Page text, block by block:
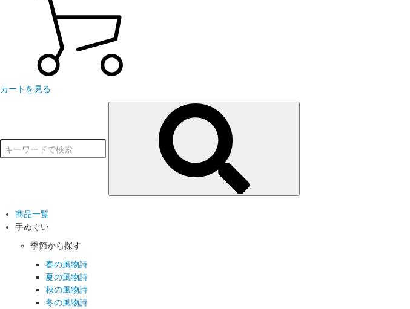
カートを見る
商品一覧
手ぬぐい
季節から探す
春の風物詩
夏の風物詩
秋の風物詩
冬の風物詩